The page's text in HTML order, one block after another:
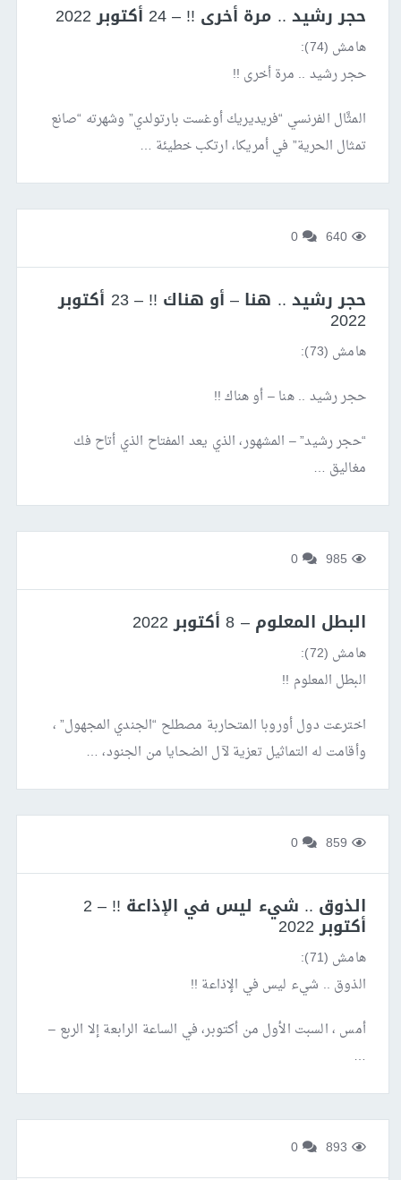
حجر رشيد .. مرة أخرى !! – 24 أكتوبر 2022
هامش (74):
حجر رشيد .. مرة أخرى !!
المثَّال الفرنسي “فريديريك أوغست بارتولدي” وشهرته “صانع
تمثال الحرية” في أمريكا، ارتكب خطيئة …
حجر رشيد .. هنا – أو هناك !! – 23 أكتوبر
2022
هامش (73):
حجر رشيد .. هنا – أو هناك !!
“حجر رشيد” – المشهور، الذي يعد المفتاح الذي أتاح فك
مغاليق …
البطل المعلوم – 8 أكتوبر 2022
هامش (72):
البطل المعلوم !!
اخترعت دول أوروبا المتحاربة مصطلح “الجندي المجهول” ،
وأقامت له التماثيل تعزية لآل الضحايا من الجنود، …
الذوق .. شيء ليس في الإذاعة !! – 2
أكتوبر 2022
هامش (71):
الذوق .. شيء ليس في الإذاعة !!
أمس ، السبت الأول من أكتوبر، في الساعة الرابعة إلا الربع –
…